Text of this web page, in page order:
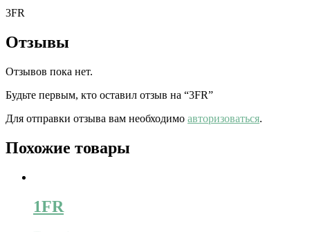
3FR
Отзывы
Отзывов пока нет.
Будьте первым, кто оставил отзыв на “3FR”
Для отправки отзыва вам необходимо авторизоваться.
Похожие товары
1FR